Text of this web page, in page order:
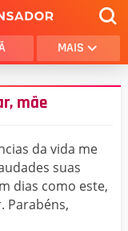
MAIS
mãe
da vida me
suas
dias como este,
Parabéns,